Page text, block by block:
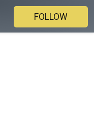
FOLLOW